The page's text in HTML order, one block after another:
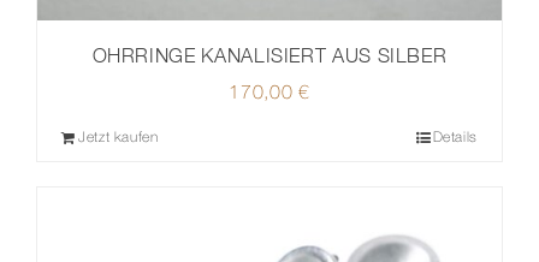
OHRRINGE KANALISIERT AUS SILBER
170,00 €
Jetzt kaufen Details